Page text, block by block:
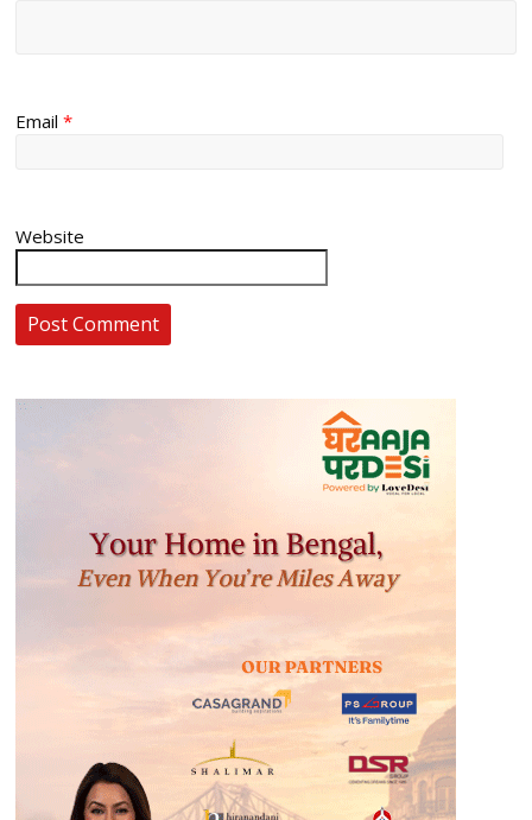
Email*
Website